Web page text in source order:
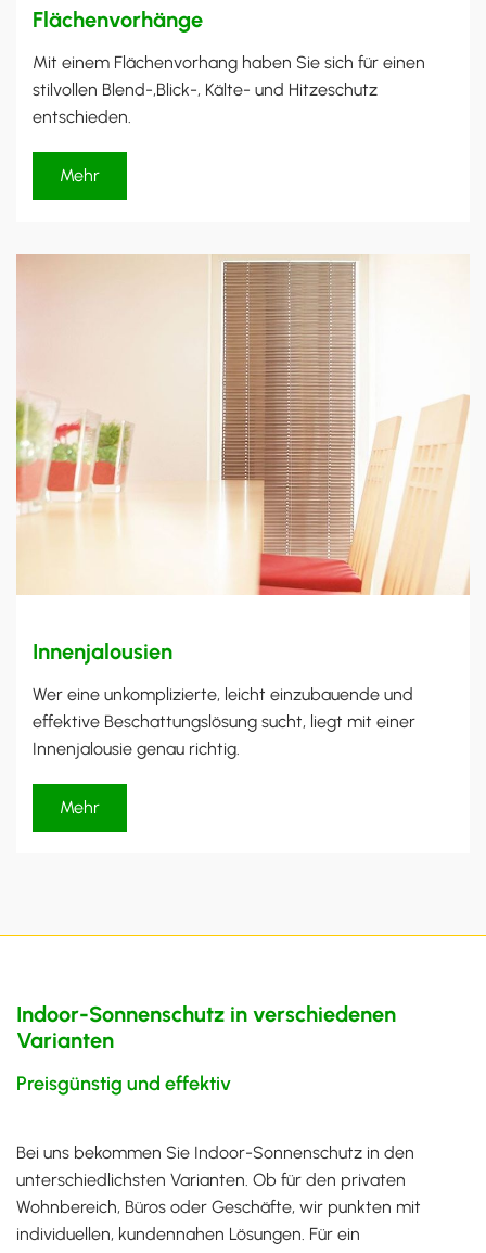
Flächenvorhänge
Mit einem Flächenvorhang haben Sie sich für einen
stilvollen Blend-,Blick-, Kälte- und Hitzeschutz
entschieden.
Mehr
Innenjalousien
Wer eine unkomplizierte, leicht einzubauende und
effektive Beschattungslösung sucht, liegt mit einer
Innenjalousie genau richtig.
Mehr
Indoor-Sonnenschutz in verschiedenen
Varianten
Preisgünstig und effektiv
Bei uns bekommen Sie Indoor-Sonnenschutz in den
unterschiedlichsten Varianten. Ob für den privaten
Wohnbereich, Büros oder Geschäfte, wir punkten mit
individuellen, kundennahen Lösungen. Für ein